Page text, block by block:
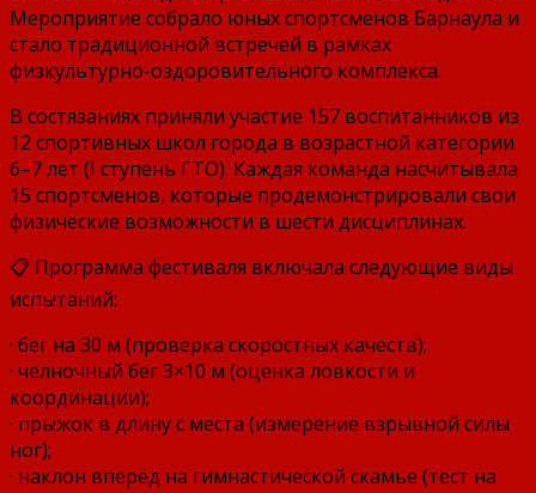
Мероприятие собрало юных спортсменов Барнаула и
стало традиционной встречей в рамках
физкультурно-оздоровительного комплекса.
В состязаниях приняли участие 157 воспитанников из
12 спортивных школ города в возрастной категории
6–7 лет (I ступень ГТО). Каждая команда насчитывала
15 спортсменов, которые продемонстрировали свои
физические возможности в шести дисциплинах.
📋 Программа фестиваля включала следующие виды
испытаний:
· бег на 30 м (проверка скоростных качеств);
· челночный бег 3×10 м (оценка ловкости и
координации);
· прыжок в длину с места (измерение взрывной силы
ног);
· наклон вперёд на гимнастической скамье (тест на